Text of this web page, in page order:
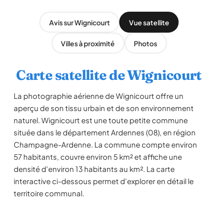
Avis sur Wignicourt Vue satellite
Villes à proximité Photos
Carte satellite de Wignicourt
La photographie aérienne de Wignicourt offre un
aperçu de son tissu urbain et de son environnement
naturel. Wignicourt est une toute petite commune
située dans le département Ardennes (08), en région
Champagne-Ardenne. La commune compte environ
57 habitants, couvre environ 5 km² et affiche une
densité d'environ 13 habitants au km². La carte
interactive ci-dessous permet d'explorer en détail le
territoire communal.